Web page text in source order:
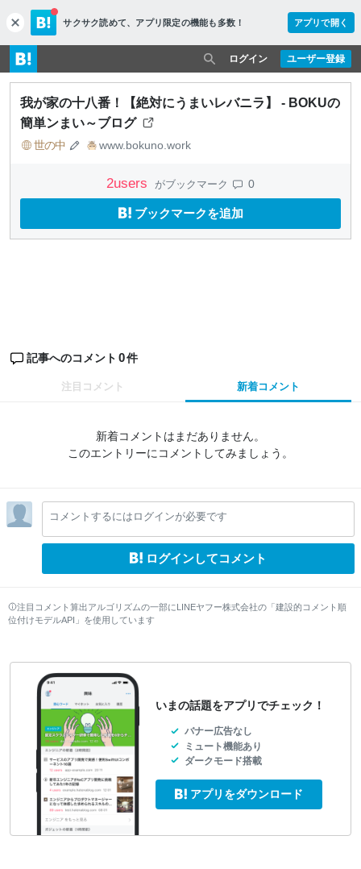
c
l
o
s
e
サクサク読めて、 アプリ限定の機能も多数！ アプリで開く
ユーザー登録
ログイン
我が家の十八番！【絶対にうまいレバニラ】 - BOKUの
簡単ンまい～ブログ
世の中 www.bokuno.work
2users がブックマーク 0
ブックマークを追加
記事へのコメント 0件
注目コメント 新着コメント
新着コメントはまだありません。
このエントリーにコメントしてみましょう。
コメントするにはログインが必要です
ログインしてコメント
注目コメント算出アルゴリズムの一部にLINEヤフー株式会社の「建設的コメント順
位付けモデルAPI」を使用しています
いまの話題をアプリでチェック！
バナー広告なし
ミュート機能あり
ダークモード搭載
アプリをダウンロード